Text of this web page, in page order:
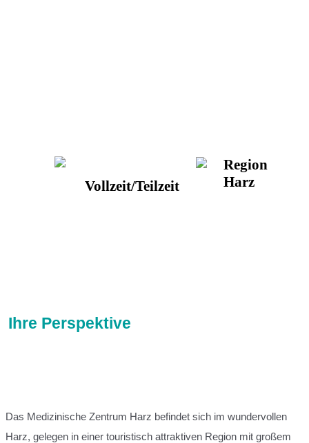
Vollzeit/Teilzeit
Region
Harz
Ihre Perspektive
Das Medizinische Zentrum Harz befindet sich im wundervollen
Harz, gelegen in einer touristisch attraktiven Region mit großem